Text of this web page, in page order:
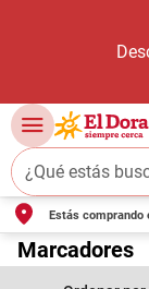
¿Qué estás
Estás comprando
Marcadores